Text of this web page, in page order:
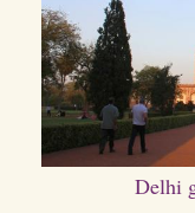
Delhi